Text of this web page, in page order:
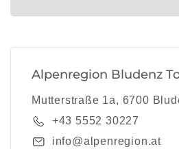
Alpenregion Bludenz
Mutterstraße 1a, 6700
+43 5552 30227
info@alpenregion.at